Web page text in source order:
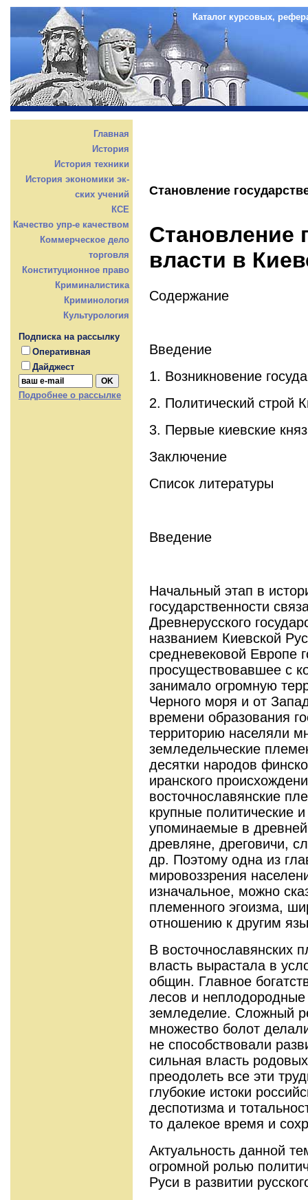
Каталог курсовых,
Главная
История
История техники
История экономики эк-
ских учений
КСЕ
Качество упр-е качеством
Коммерческое дело
торговля
Конституционное право
Криминалистика
Криминология
Культурология
Подписка на рассылку
Оперативная
Дайджест
Подробнее о рассылке
Становление
Становление
власти в
Содержание
Введение
1. Возникновение
2. Политический строй
3. Первые киевские
Заключение
Список литературы
Введение
Начальный этап в
государственности
Древнерусского
названием Киевской
средневековой Европе
просуществовавшее с
занимало огромную
Черного моря и от
времени образования
территорию населяли
земледельческие
десятки народов
иранского
восточнославянские
крупные политические
упоминаемые в
древляне, дреговичи,
др. Поэтому одна из
мировоззрения
изначальное, можно
племенного эгоизма,
отношению к другим
В восточнославянских
власть вырастала в
общин. Главное
лесов и
земледелие. Сложный
множество болот
не способствовали
сильная власть
преодолеть все эти
глубокие истоки
деспотизма и
то далекое время и
Актуальность данной
огромной ролью
Руси в развитии